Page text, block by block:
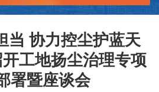
当 协力控尘护蓝天
工地扬尘治理专项
署暨座谈会